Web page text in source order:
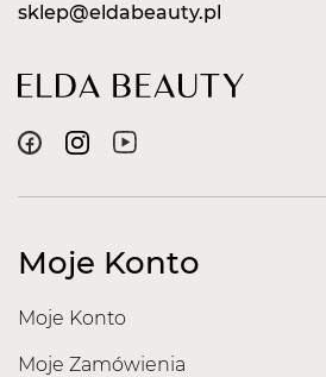
Moje Konto
Moje Konto
Moje Zamówienia
sklep@eldabeauty.pl